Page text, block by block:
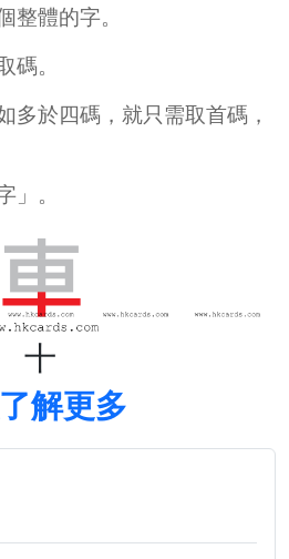
整體的字。
碼。
多於四碼，就只需取首碼，
」。
十
解更多